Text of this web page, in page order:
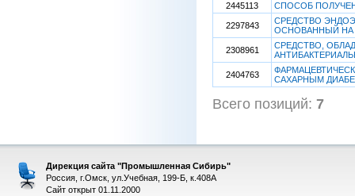
2445113
СПОСОБ
2297843
СРЕДСТВО
ОСНОВАННЫЙ НА
2308961
СРЕДСТВО,
2404763
САХАРНЫМ
Всего позиций: 7
Дирекция сайта "Промышленная Сибирь"
Россия, г.Омск, ул.Учебная, 199-Б, к.408А
Сайт открыт 01.11.2000